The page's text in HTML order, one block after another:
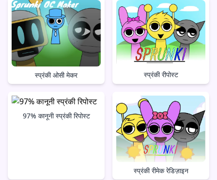
स्प्रंकी ओसी मेकर स्प्रंकी रीपोस्ट
97% कानूनी स्प्रंकी रिपोस्ट
स्प्रंकी रीमेक रेडिज़ाइन